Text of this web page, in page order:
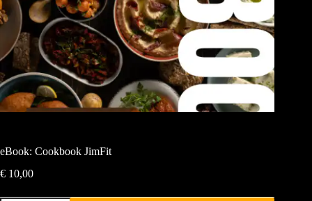
eBook: Cookbook JimFit
€ 10,00